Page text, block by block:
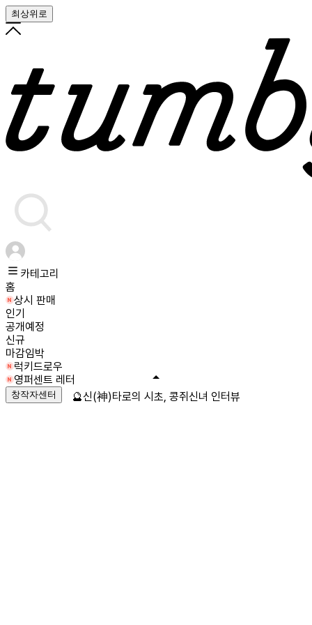
최상위로
카테고리
홈
상시 판매
인기
공개예정
신규
마감임박
럭키드로우
영퍼센트 레터
창작자센터 🔮신(神)타로의 시초, 콩쥐신녀 인터뷰